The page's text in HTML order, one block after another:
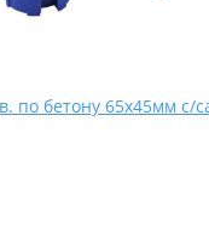
по бетону 65х45мм с/